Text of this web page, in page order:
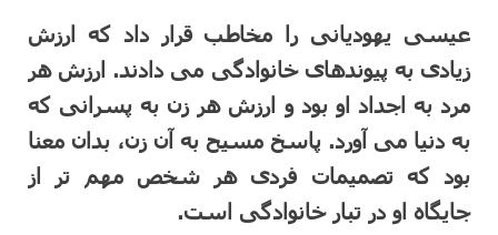
عیسی یهودیانی را مخاطب قرار داد که ارزش
زیادی به پیوندهای خانوادگی می دادند. ارزش هر
مرد به اجداد او بود و ارزش هر زن به پسرانی که
به دنیا می آورد. پاسخ مسیح به آن زن، بدان معنا
بود که تصمیمات فردی هر شخص مهم تر از
جایگاه او در تبار خانوادگی است.